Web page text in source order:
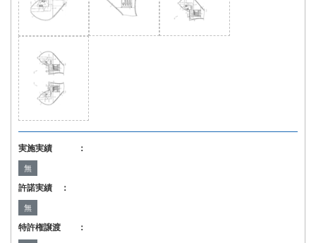
実施実績 ：
無
許諾実績 ：
無
特許権譲渡 ：